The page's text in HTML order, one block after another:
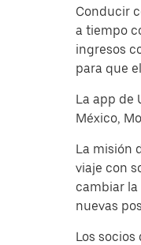
Conducir
a tiempo
ingresos
para que
La app de
México,
La misión
viaje con
cambiar la
nuevas
Los